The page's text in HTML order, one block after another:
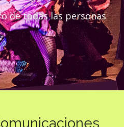
de todas las personas